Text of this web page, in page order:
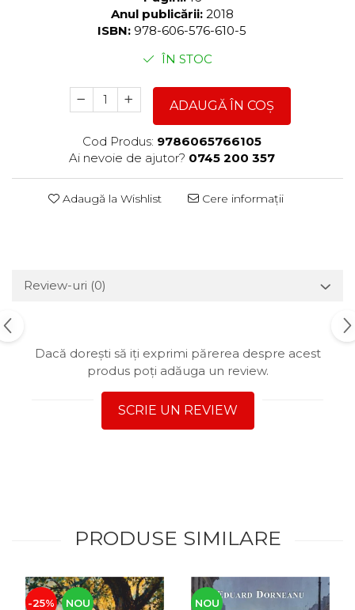
Anul publicării: 2018
ISBN: 978-606-576-610-5
ÎN STOC
ADAUGĂ ÎN COȘ
Cod Produs: 9786065766105
Ai nevoie de ajutor? 0745 200 357
Adaugă la Wishlist Cere informații
Review-uri (0)
Dacă dorești să iți exprimi părerea despre acest
produs poți adăuga un review.
SCRIE UN REVIEW
PRODUSE SIMILARE
-25% NOU NOU